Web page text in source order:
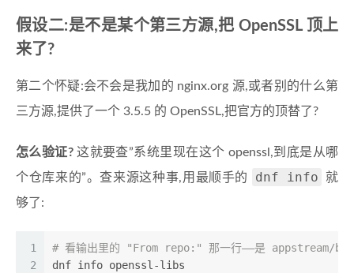
假设二:是不是某个第三方源,把 OpenSSL 顶上
来了?
第二个怀疑:会不会是我加的 nginx.org 源,或者别的什么第
三方源,提供了一个 3.5.5 的 OpenSSL,把官方的顶替了?
怎么验证?这就要查”系统里现在这个 openssl,到底是从哪
个仓库来的”。查来源这种事,用最顺手的
dnf info
就
够了:
1
2
# 看输出里的 "From repo:" 那一行——是 appstream/
dnf info openssl-libs